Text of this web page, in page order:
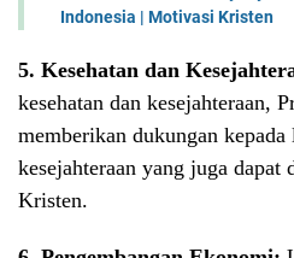
Indonesia | Motivasi Kristen
5. Kesehatan dan
kesehatan dan kesejahteraan,
memberikan dukungan kepada
kesejahteraan yang juga dapat
Kristen.